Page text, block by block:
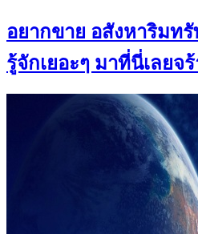
อยากขาย อสังหาริมท
รู้จักเยอะๆ มาที่นี่เลยจ